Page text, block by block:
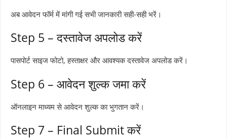
अब आवेदन फॉर्म में मांगी गई सभी जानकारी सही-सही भरें।
Step 5 – दस्तावेज अपलोड करें
पासपोर्ट साइज फोटो, हस्ताक्षर और आवश्यक दस्तावेज अपलोड करें।
Step 6 – आवेदन शुल्क जमा करें
ऑनलाइन माध्यम से आवेदन शुल्क का भुगतान करें।
Step 7 – Final Submit करें